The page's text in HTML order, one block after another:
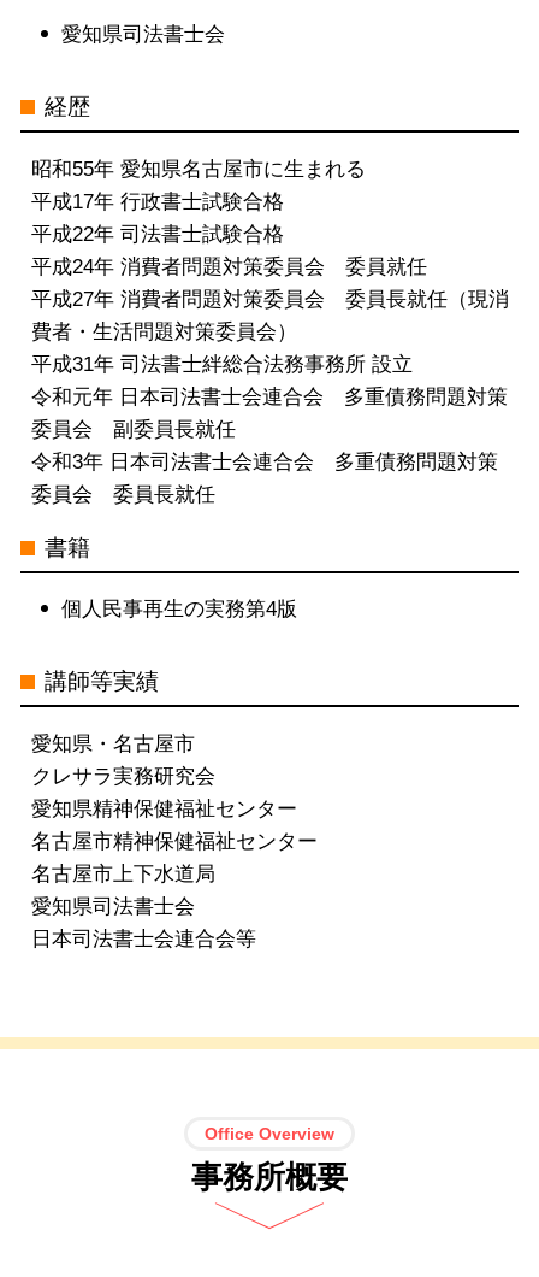
過払い金請求 司法書士 電話 無料相談
三重県
借金問題 司法書士 電話 無料相談 名
古屋市
過払い金請求 司法書士 電話 無料相談
岐阜県
自己破産 司法書士 電話 無料相談 愛
知県
特定調停 司法書士 電話 無料相談 愛
知県
愛知県司法書士会
経歴
昭和55年 愛知県名古屋市に生まれる
平成17年 行政書士試験合格
平成22年 司法書士試験合格
平成24年 消費者問題対策委員会 委員就任
平成27年 消費者問題対策委員会 委員長就任（現消
費者・生活問題対策委員会）
平成31年 司法書士絆総合法務事務所 設立
令和元年 日本司法書士会連合会 多重債務問題対策
委員会 副委員長就任
令和3年 日本司法書士会連合会 多重債務問題対策
委員会 委員長就任
書籍
個人民事再生の実務第4版
講師等実績
愛知県・名古屋市
クレサラ実務研究会
愛知県精神保健福祉センター
名古屋市精神保健福祉センター
名古屋市上下水道局
愛知県司法書士会
日本司法書士会連合会等
Office Overview
事務所概要